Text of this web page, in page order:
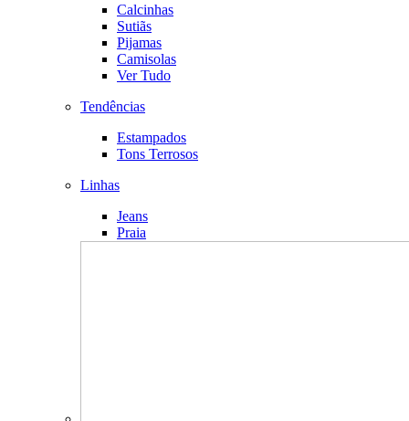
Calcinhas
Sutiãs
Pijamas
Camisolas
Ver Tudo
Tendências
Estampados
Tons Terrosos
Linhas
Jeans
Praia